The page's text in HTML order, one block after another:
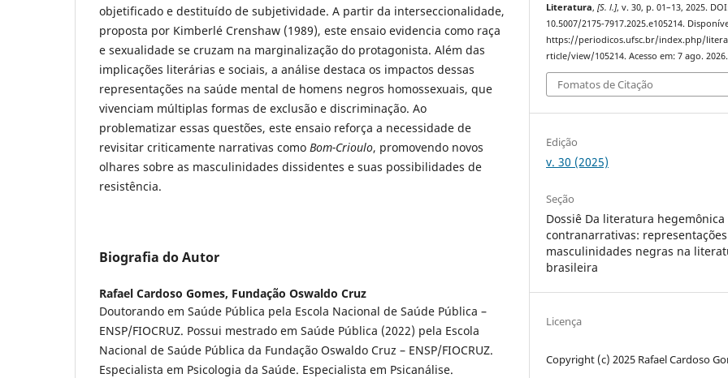
objetificado e destituído de subjetividade. A partir da interseccionalidade,
proposta por Kimberlé Crenshaw (1989), este ensaio evidencia como raça
e sexualidade se cruzam na marginalização do protagonista. Além das
implicações literárias e sociais, a análise destaca os impactos dessas
representações na saúde mental de homens negros homossexuais, que
vivenciam múltiplas formas de exclusão e discriminação. Ao
problematizar essas questões, este ensaio reforça a necessidade de
revisitar criticamente narrativas como Bom-Crioulo, promovendo novos
olhares sobre as masculinidades dissidentes e suas possibilidades de
resistência.
Biografia do Autor
Rafael Cardoso Gomes, Fundação Oswaldo Cruz
Doutorando em Saúde Pública pela Escola Nacional de Saúde Pública –
ENSP/FIOCRUZ. Possui mestrado em Saúde Pública (2022) pela Escola
Nacional de Saúde Pública da Fundação Oswaldo Cruz – ENSP/FIOCRUZ.
Especialista em Psicologia da Saúde. Especialista em Psicanálise.
Literatura,[S. l.], v. 30, p. 01–13, 2025.
10.5007/2175-7917.2025.e105214.
https://periodicos.ufsc.br/index.php/
rticle/view/105214. Acesso em: 7 ago. 2026.
Fomatos de Citação
Edição
v. 30 (2025)
Seção
Dossiê Da literatura hegemônica
contranarrativas:
masculinidades negras na
brasileira
Licença
Copyright (c) 2025 Rafael Cardoso